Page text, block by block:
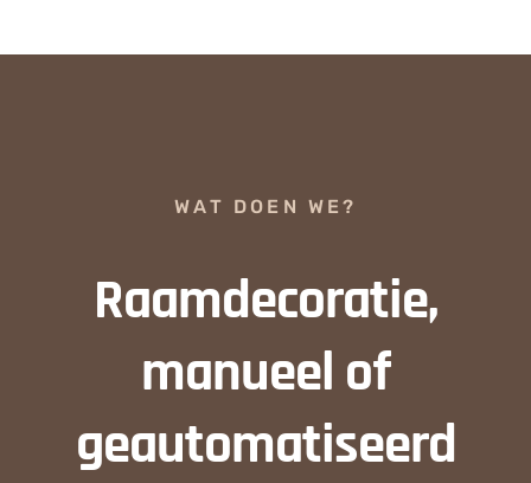
WAT DOEN WE?
Raamdecoratie,
manueel of
geautomatiseerd